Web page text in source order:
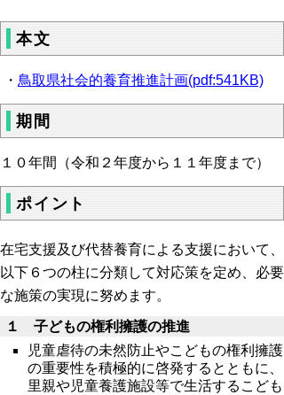
本文
・ 鳥取県社会的養育推進計画(pdf:541KB)
期間
１０年間（令和２年度から１１年度まで）
ポイント
在宅支援及び代替養育による支援において、
以下６つの柱に分類して対応策を定め、必要
な施策の実現に努めます。
１ 子どもの権利擁護の推進
児童虐待の未然防止やこどもの権利擁護
の重要性を積極的に啓発するとともに、
里親や児童養護施設等で生活するこども